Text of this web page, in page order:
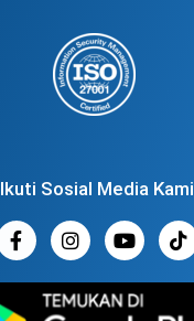
Ikuti Sosial Media Kami